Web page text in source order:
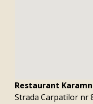
Restaurant
Strada Carpatilor nr